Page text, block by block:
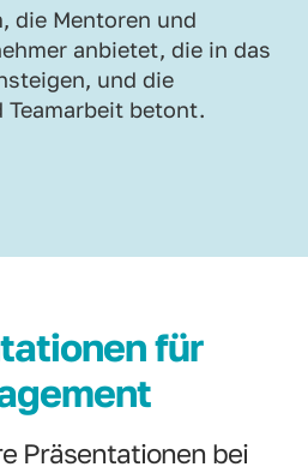
die Mentoren und
anbietet, die in das
und die
Teamarbeit betont.
für
Präsentationen bei